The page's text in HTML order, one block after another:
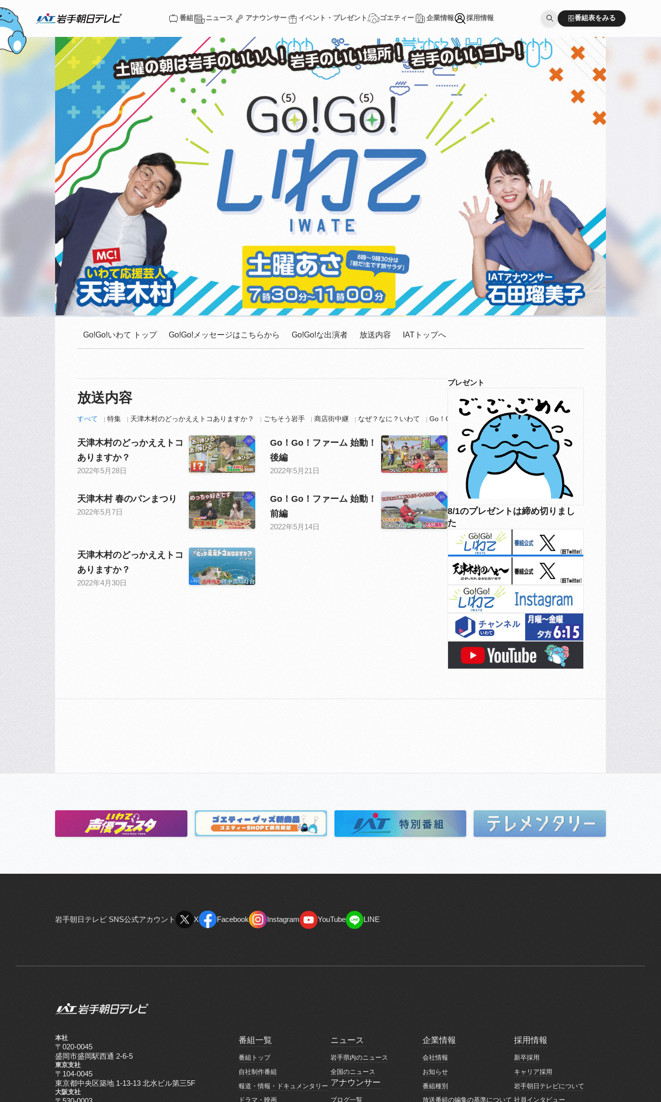
番組
ニュース
アナウンサー
イベント・プレゼント
ゴエティー
企業情報
採用情報
番組表をみる
番組表をみる
Go!Go!いわて トップ Go!Go!メッセージはこちらから Go!Go!な出演者 放送内容 IATトップへ
放送内容
すべて 特集 天津木村のどっかええトコありますか？ ごちそう岩手 商店街中継 なぜ？なに？いわて Go！Go！ファーム パンまつり
天津木村のどっかええトコ
ありますか？
2022年5月28日
Go！Go！ファーム 始動！
後編
2022年5月21日
天津木村 春のパンまつり
2022年5月7日
Go！Go！ファーム 始動！
前編
2022年5月14日
天津木村のどっかええトコ
ありますか？
2022年4月30日
プレゼント
8/1のプレゼントは締め切りまし
た
岩手朝日テレビ SNS公式アカウント
X
Facebook
Instagram
YouTube
LINE
本社
〒020-0045
盛岡市盛岡駅西通 2-6-5
東京支社
〒104-0045
東京都中央区築地 1-13-13 北水ビル第三5F
大阪支社
番組一覧
番組一覧
番組トップ
番組トップ
自社制作番組
自社制作番組
報道・情報・ドキュメンタリー
報道・情報・ドキュメンタリー
ドラマ・映画
ニュース
ニュース
岩手県内のニュース
岩手県内のニュース
全国のニュース
全国のニュース
アナウンサー
アナウンサー
ブログ一覧
企業情報
企業情報
会社情報
会社情報
お知らせ
お知らせ
番組種別
番組種別
放送番組の編集の基準について
採用情報
採用情報
新卒採用
キャリア採用
キャリア採用
岩手朝日テレビについて
岩手朝日テレビについて
社員インタビュー